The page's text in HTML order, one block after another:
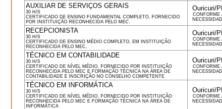
AUXILIAR DE SERVIÇOS GERAIS
30 H/S
CERTIFICADO DE ENSINO FUNDAMENTAL COMPLETO, FORNECIDO
POR INSTITUIÇÃO RECONHECIDA PELO MEC.
Ouricuri/
CONFORME
RECEPCIONISTA
30 H/S
CERTIFICADO DE ENSINO MÉDIO COMPLETO, EM INSTITUIÇÃO
RECONHECIDA PELO MEC.
Ouricuri/
CONFORME
TÉCNICO EM CONTABILIDADE
30 H/S
CERTIFICADO DE NÍVEL MÉDIO, FORNECIDO POR INSTITUIÇÃO
RECONHECIDA PELO MEC E FORMAÇÃO TÉCNICA NA ÁREA DE
CONTABILIDADE E INSCRIÇÃO NO CONSELHO COMPETENTE
Ouricuri/
CONFORME
TÉCNICO EM INFORMÁTICA
30 H/S
CERTIFICADO DE NÍVEL MÉDIO, FORNECIDO POR INSTITUIÇÃO
RECONHECIDA PELO MEC E FORMAÇÃO TÉCNICA NA ÁREA DE
INFORMÁTICA
Ouricuri/
CONFORME